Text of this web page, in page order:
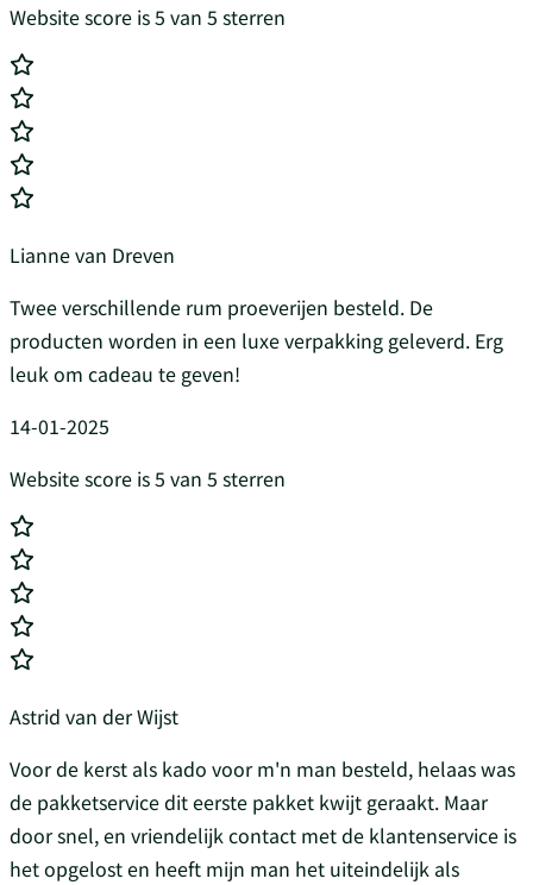
Website score is 5 van 5 sterren
Lianne van Dreven
Twee verschillende rum proeverijen besteld. De
producten worden in een luxe verpakking geleverd. Erg
leuk om cadeau te geven!
14-01-2025
Website score is 5 van 5 sterren
Astrid van der Wijst
Voor de kerst als kado voor m'n man besteld, helaas was
de pakketservice dit eerste pakket kwijt geraakt. Maar
door snel, en vriendelijk contact met de klantenservice is
het opgelost en heeft mijn man het uiteindelijk als